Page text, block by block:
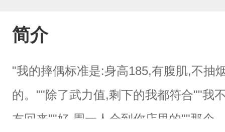
简介
"我的摔偶标准是:身高185,有腹肌,不抽
的。""除了武力值,剩下的我都符合""我
友回来""好,周一人会到你店里的""那